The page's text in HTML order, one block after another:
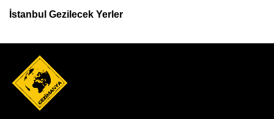
İstanbul Gezilecek Yerler